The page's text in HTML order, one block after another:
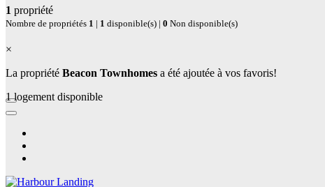
1 propriété
Nombre de propriétés 1 | 1 disponible(s) | 0 Non disponible(s)
×
La propriété Beacon Townhomes a été ajoutée à vos favoris!
1 logement disponible